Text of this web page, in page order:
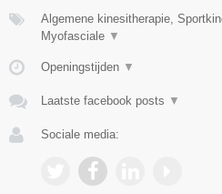
Algemene kinesitherapie,
Myofasciale ▼
Openingstijden ▼
Laatste facebook posts ▼
Sociale media: